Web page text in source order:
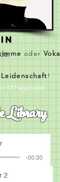
2
-00:30
oder
Leidenschaft !
M.Hageneder